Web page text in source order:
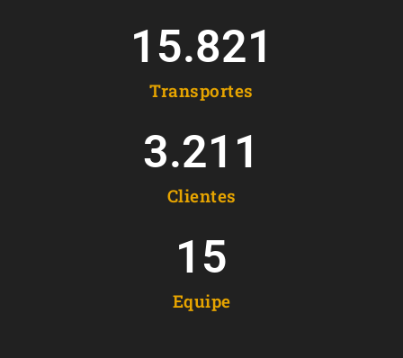
Transportes
15.821
Clientes
3.211
Equipe
15